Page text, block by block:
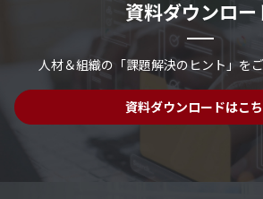
資料ダウンロー
人材＆組織の「課題解決のヒント」を
資料ダウンロードはこ